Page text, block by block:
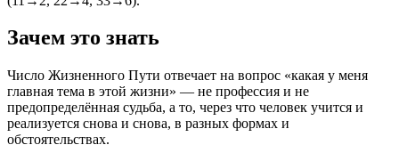
Зачем это знать
Число Жизненного Пути отвечает на вопрос «какая у меня
главная тема в этой жизни» — не профессия и не
предопределённая судьба, а то, через что человек учится и
реализуется снова и снова, в разных формах и
обстоятельствах.